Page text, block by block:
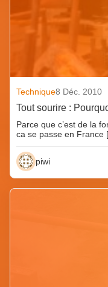
Technique8 Déc. 2010
Tout sourire :
Parce que c’est de la
ca se passe en
piwi